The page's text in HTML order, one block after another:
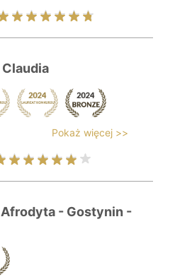
Pokaż więcej >>
- Gostynin -